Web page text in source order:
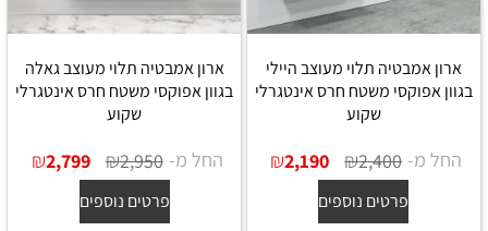
ארון אמבטיה תלוי מעוצב היילי
בגוון אפוקסי משטח חרס אינטגרלי
שקוע
החל מ- ₪2,400
₪2,190
פרטים נוספים
ארון אמבטיה תלוי מעוצב גאלה
בגוון אפוקסי משטח חרס אינטגרלי
שקוע
החל מ- ₪2,950
₪2,799
פרטים נוספים